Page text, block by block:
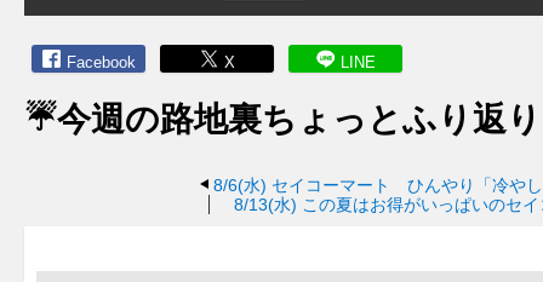
Facebook X LINE
☔今週の路地裏ちょっとふり返
8/6(水) セイコーマート ひんやり「冷や
8/13(水) この夏はお得がいっぱいのセ